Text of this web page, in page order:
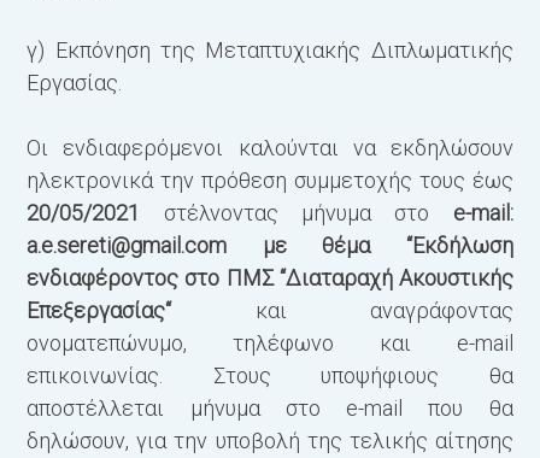
γ) Εκπόνηση της Μεταπτυχιακής Διπλωματικής
Εργασίας.
Οι ενδιαφερόμενοι καλούνται να εκδηλώσουν
ηλεκτρονικά την πρόθεση συμμετοχής τους έως
20/05/2021
στέλνοντας μήνυμα στο e-mail:
a.e.sereti@gmail.com
με θέμα “Εκδήλωση
ενδιαφέροντος στο ΠΜΣ“Διαταραχή Ακουστικής
Επεξεργασίας“και αναγράφοντας
ονοματεπώνυμο, τηλέφωνο και e-mail
επικοινωνίας. Στους υποψήφιους θα
αποστέλλεται μήνυμα στο e-mail που θα
δηλώσουν, για την υποβολή της τελικής αίτησης